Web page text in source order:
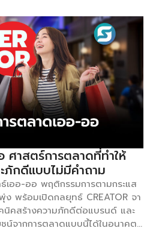
าบสองคมที่ต้องรักษาสมดุลระหว่าง
วามรู้สึก” หากมองเชิงบวกในเชิง
ล่านี้คือ “Data Goldmine” ที่ช่วย
นตัวเลขที่แม่นยำ ระบบ Analytics
การไหลเวียนของลูกค้า […]
ศาสตร์การตลาดที่ทำให้
ภักดีแบบไม่มีคำถาม
ออ-ออ พฤติกรรมการตามกระแส
พร้อมเปิดกลยุทธ์ CREATOR จา
นิคสร้างความภักดีต่อแบรนด์ และ
ชน์จากการตลาดแบบนี้ได้ในอนาคต